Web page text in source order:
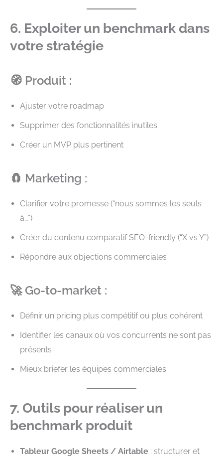
6. Exploiter un benchmark dans
votre stratégie
🧭 Produit :
Ajuster votre roadmap
Supprimer des fonctionnalités inutiles
Créer un MVP plus pertinent
🧲 Marketing :
Clarifier votre promesse (“nous sommes les seuls
à…”)
Créer du contenu comparatif SEO-friendly (“X vs Y”)
Répondre aux objections commerciales
🚀 Go-to-market :
Définir un pricing plus compétitif ou plus cohérent
Identifier les canaux où vos concurrents ne sont pas
présents
Mieux briefer les équipes commerciales
7. Outils pour réaliser un
benchmark produit
Tableur Google Sheets / Airtable : structurer et